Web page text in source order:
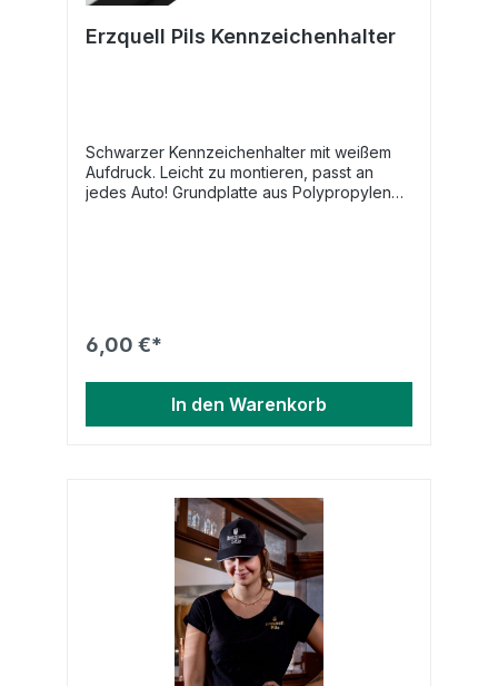
Erzquell Pils Kennzeichenhalter
Schwarzer Kennzeichenhalter mit weißem
Aufdruck. Leicht zu montieren, passt an
jedes Auto! Grundplatte aus Polypropylen
6,00 €*
In den Warenkorb